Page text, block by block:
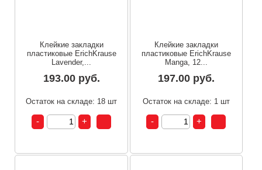
Клейкие закладки
пластиковые ErichKrause
Lavender,...
193.00 руб.
Остаток на складе: 18 шт
Клейкие закладки
пластиковые ErichKrause
Manga, 12...
197.00 руб.
Остаток на складе: 1 шт